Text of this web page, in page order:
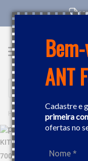
ANT
Cadastre e
primeira
ofertas no
Buscar
SINALIZAÇÃO
KIT 04 PEDESTAIS EM PVC
70010848